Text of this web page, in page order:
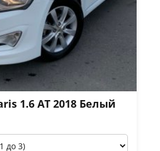
1.6 АТ 2018 Белый